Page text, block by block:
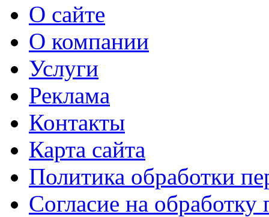
О сайте
О компании
Услуги
Реклама
Контакты
Карта сайта
Политика обработки
Согласие на